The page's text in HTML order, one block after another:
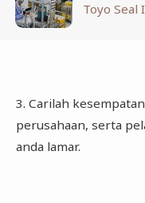
Toyo Seal
3. Carilah
perusahaan, serta
anda lamar.